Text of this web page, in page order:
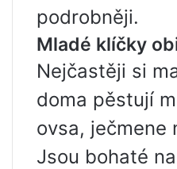
podrobněji.
Mladé klíčky
Nejčastěji si
doma pěstují
ovsa, ječmene
Jsou bohaté